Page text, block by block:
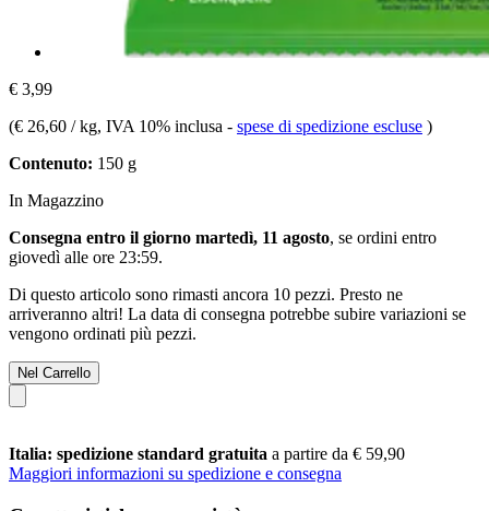
€ 3,99
(€ 26,60 / kg, IVA 10% inclusa - spese di spedizione escluse )
Contenuto: 150 g
In Magazzino
Consegna entro il giorno martedì, 11 agosto, se ordini entro
giovedì alle ore 23:59.
Di questo articolo sono rimasti ancora 10 pezzi. Presto ne
arriveranno altri! La data di consegna potrebbe subire variazioni se
vengono ordinati più pezzi.
Nel Carrello
Italia: spedizione standard gratuita a partire da € 59,90
Maggiori informazioni su spedizione e consegna